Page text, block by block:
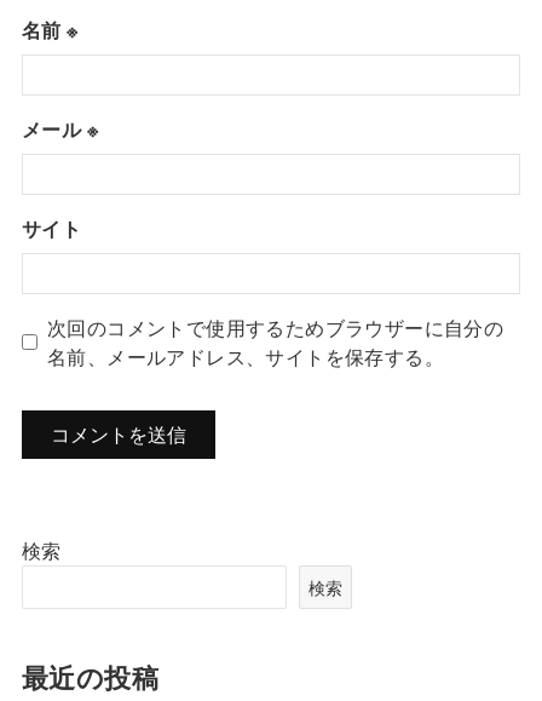
名前※
メール※
サイト
次回のコメントで使用するためブラウザーに自分の
名前、メールアドレス、サイトを保存する。
検索
検索
最近の投稿